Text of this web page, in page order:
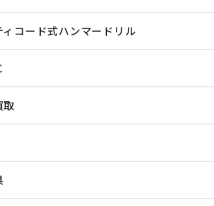
ィコード式ハンマードリル
取